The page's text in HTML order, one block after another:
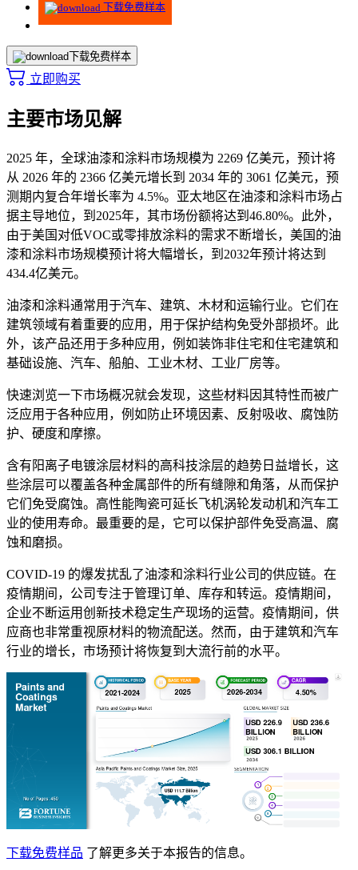
下载免费样本
下载免费样本
立即购买
主要市场见解
2025 年，全球油漆和涂料市场规模为 2269 亿美元，预计将
从 2026 年的 2366 亿美元增长到 2034 年的 3061 亿美元，预
测期内复合年增长率为 4.5%。亚太地区在油漆和涂料市场占
据主导地位，到2025年，其市场份额将达到46.80%。此外，
由于美国对低VOC或零排放涂料的需求不断增长，美国的油
漆和涂料市场规模预计将大幅增长，到2032年预计将达到
434.4亿美元。
油漆和涂料通常用于汽车、建筑、木材和运输行业。它们在
建筑领域有着重要的应用，用于保护结构免受外部损坏。此
外，该产品还用于多种应用，例如装饰非住宅和住宅建筑和
基础设施、汽车、船舶、工业木材、工业厂房等。
快速浏览一下市场概况就会发现，这些材料因其特性而被广
泛应用于各种应用，例如防止环境因素、反射吸收、腐蚀防
护、硬度和摩擦。
含有阳离子电镀涂层材料的高科技涂层的趋势日益增长，这
些涂层可以覆盖各种金属部件的所有缝隙和角落，从而保护
它们免受腐蚀。高性能陶瓷可延长飞机涡轮发动机和汽车工
业的使用寿命。最重要的是，它可以保护部件免受高温、腐
蚀和磨损。
COVID-19 的爆发扰乱了油漆和涂料行业公司的供应链。在
疫情期间，公司专注于管理订单、库存和转运。疫情期间，
企业不断运用创新技术稳定生产现场的运营。疫情期间，供
应商也非常重视原材料的物流配送。然而，由于建筑和汽车
行业的增长，市场预计将恢复到大流行前的水平。
下载免费样品 了解更多关于本报告的信息。